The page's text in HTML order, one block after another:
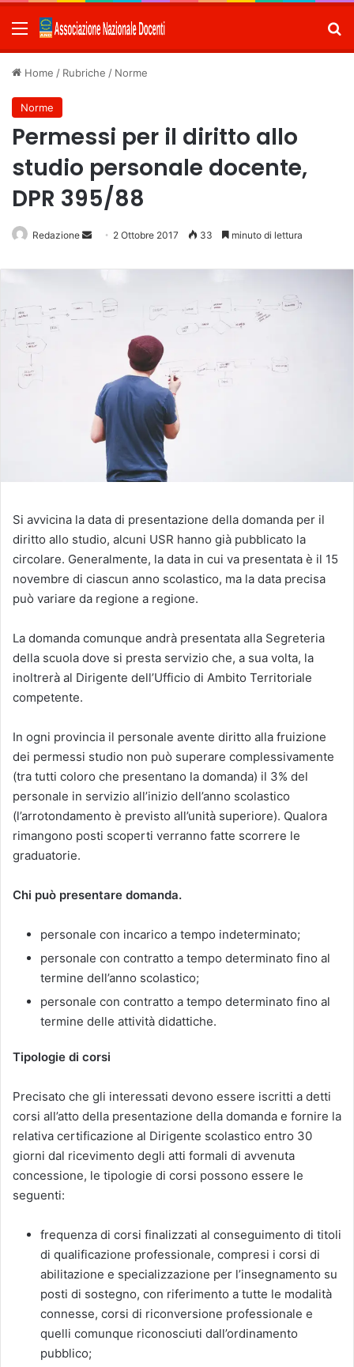
Menu
Home / Rubriche / Norme
Norme
Permessi per il diritto allo
studio personale docente,
DPR 395/88
Redazione
Invia 2 Ottobre 2017 33 minuto di lettura
Si avvicina la data di presentazione della domanda per il
diritto allo studio, alcuni USR hanno già pubblicato la
circolare. Generalmente, la data in cui va presentata è il 15
novembre di ciascun anno scolastico, ma la data precisa
può variare da regione a regione.
La domanda comunque andrà presentata alla Segreteria
della scuola dove si presta servizio che, a sua volta, la
inoltrerà al Dirigente dell’Ufficio di Ambito Territoriale
competente.
In ogni provincia il personale avente diritto alla fruizione
dei permessi studio non può superare complessivamente
(tra tutti coloro che presentano la domanda) il 3% del
personale in servizio all’inizio dell’anno scolastico
(l’arrotondamento è previsto all’unità superiore). Qualora
rimangono posti scoperti verranno fatte scorrere le
graduatorie.
Chi può presentare domanda.
personale con incarico a tempo indeterminato;
personale con contratto a tempo determinato fino al
termine dell’anno scolastico;
personale con contratto a tempo determinato fino al
termine delle attività didattiche.
Tipologie di corsi
Precisato che gli interessati devono essere iscritti a detti
corsi all’atto della presentazione della domanda e fornire la
relativa certificazione al Dirigente scolastico entro 30
giorni dal ricevimento degli atti formali di avvenuta
concessione, le tipologie di corsi possono essere le
seguenti:
frequenza di corsi finalizzati al conseguimento di titoli
di qualificazione professionale, compresi i corsi di
abilitazione e specializzazione per l’insegnamento su
posti di sostegno, con riferimento a tutte le modalità
connesse, corsi di riconversione professionale e
quelli comunque riconosciuti dall’ordinamento
pubblico;